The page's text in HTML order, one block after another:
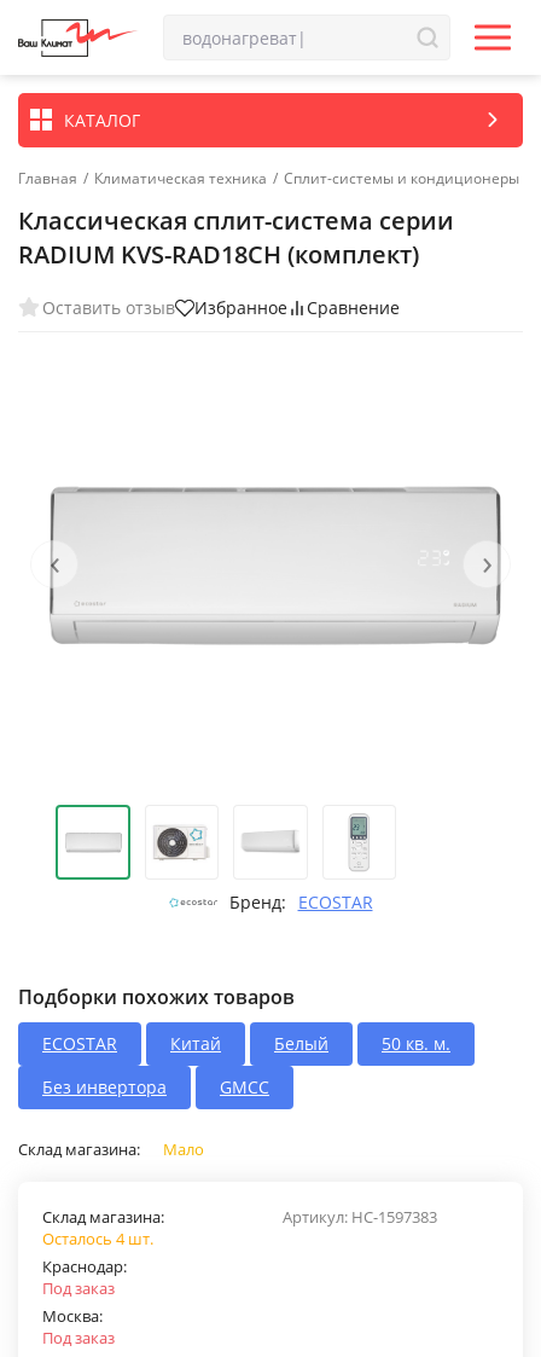
КАТАЛОГ
Главная / Климатическая техника / Сплит-системы и кондиционеры
Классическая сплит-система серии
RADIUM KVS-RAD18CH (комплект)
Оставить отзыв Избранное Сравнение
‹ ›
Бренд: ECOSTAR
Подборки похожих товаров
ECOSTAR Китай Белый
50 кв. м.
Без инвертора
GMCC
Склад магазина: Мало
Артикул: НС-1597383
Склад магазина:
Осталось 4 шт.
Краснодар:
Под заказ
Москва:
Под заказ